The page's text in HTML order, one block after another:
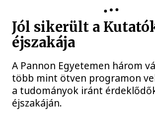
Jól sikerült a
éjszakája
A Pannon Egyetemen három
több mint ötven programon
a tudományok iránt
éjszakáján.